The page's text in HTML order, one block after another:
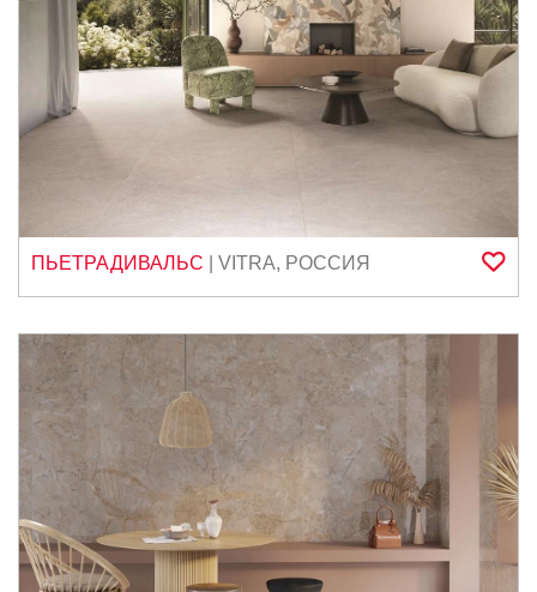
ПЬЕТРАДИВАЛЬС VITRA, РОССИЯ